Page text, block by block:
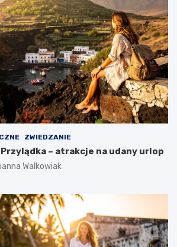
ZWIEDZANIE
– atrakcje na udany urlop
Walkowiak